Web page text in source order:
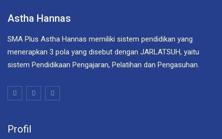
Astha Hannas
SMA Plus Astha Hannas memiliki sistem pendidikan yang
menerapkan 3 pola yang disebut dengan JARLATSUH, yaitu
sistem Pendidikaan Pengajaran, Pelatihan dan Pengasuhan.
Profil